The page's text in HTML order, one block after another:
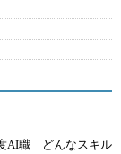
AI職 どんなスキル